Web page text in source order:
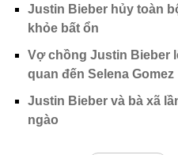
Justin Bieber hủy toàn
khỏe bất ổn
Vợ chồng Justin Bieber
quan đến Selena Gomez
Justin Bieber và bà xã
ngào